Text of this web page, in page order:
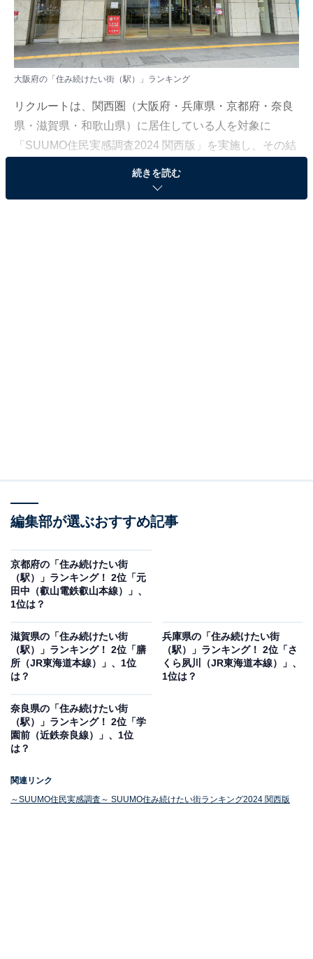
大阪府の「住み続けたい街（駅）」ランキング
リクルートは、関西圏（大阪府・兵庫県・京都府・奈良
県・滋賀県・和歌山県）に居住している人を対象に
「SUUMO住民実感調査2024 関西版」を実施し、その結
果を発表しました。本記事では、大阪府版「住み続けた
い街（駅）ランキング」を紹介します。
1位：中崎町（地下鉄谷町線）
1位は「中崎町（地下鉄谷町線）」でした。中崎町駅
は、大阪市北区に位置する地下鉄谷町線の駅です。梅田
エリアに近接しており、便利なロケーションが特徴で
す。また、おしゃれな飲食店やショップが点在し、若い
世代からも人気のあるエリアとなっています。商店街も
続きを読む
編集部が選ぶおすすめ記事
京都府の「住み続けたい街
（駅）」ランキング！ 2位「元
田中（叡山電鉄叡山本線）」、
1位は？
滋賀県の「住み続けたい街
（駅）」ランキング！ 2位「膳
所（JR東海道本線）」、1位
は？
兵庫県の「住み続けたい街
（駅）」ランキング！ 2位「さ
くら夙川（JR東海道本線）」、
1位は？
奈良県の「住み続けたい街
（駅）」ランキング！ 2位「学
園前（近鉄奈良線）」、1位
は？
関連リンク
～SUUMO住民実感調査～ SUUMO住み続けたい街ランキング2024 関西版